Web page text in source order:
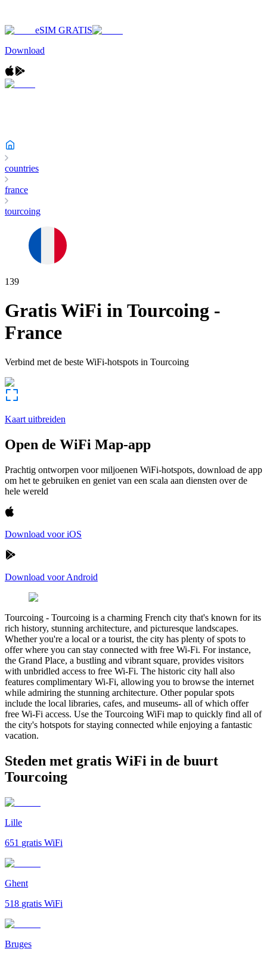
eSIM GRATIS
Download
countries
france
tourcoing
139
Gratis WiFi inTourcoing -
France
Verbind met de beste WiFi-hotspots in Tourcoing
Kaart uitbreiden
Open de WiFi Map-app
Prachtig ontworpen voor miljoenen WiFi-hotspots, download de app
om het te gebruiken en geniet van een scala aan diensten over de
hele wereld
Download voor iOS
Download voor Android
Tourcoing - Tourcoing is a charming French city that's known for its
rich history, stunning architecture, and picturesque landscapes.
Whether you're a local or a tourist, the city has plenty of spots to
offer where you can stay connected with free Wi-Fi. For instance,
the Grand Place, a bustling and vibrant square, provides visitors
with unbridled access to free Wi-Fi. The historic city hall also
features complimentary Wi-Fi, allowing you to browse the internet
while admiring the stunning architecture. Other popular spots
include the local libraries, cafes, and museums- all of which offer
free Wi-Fi access. Use the Tourcoing WiFi map to quickly find all of
the city's hotspots for staying connected while enjoying a fantastic
vacation.
Steden met gratis WiFi in de buurt
Tourcoing
Lille
651 gratis WiFi
Ghent
518 gratis WiFi
Bruges